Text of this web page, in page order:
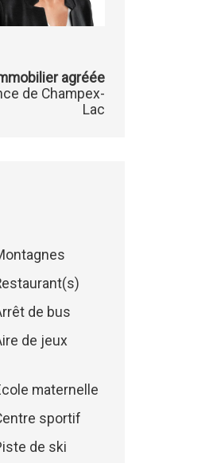
agréée
de Champex-
Lac
de bus
de jeux
maternelle
sportif
de ski